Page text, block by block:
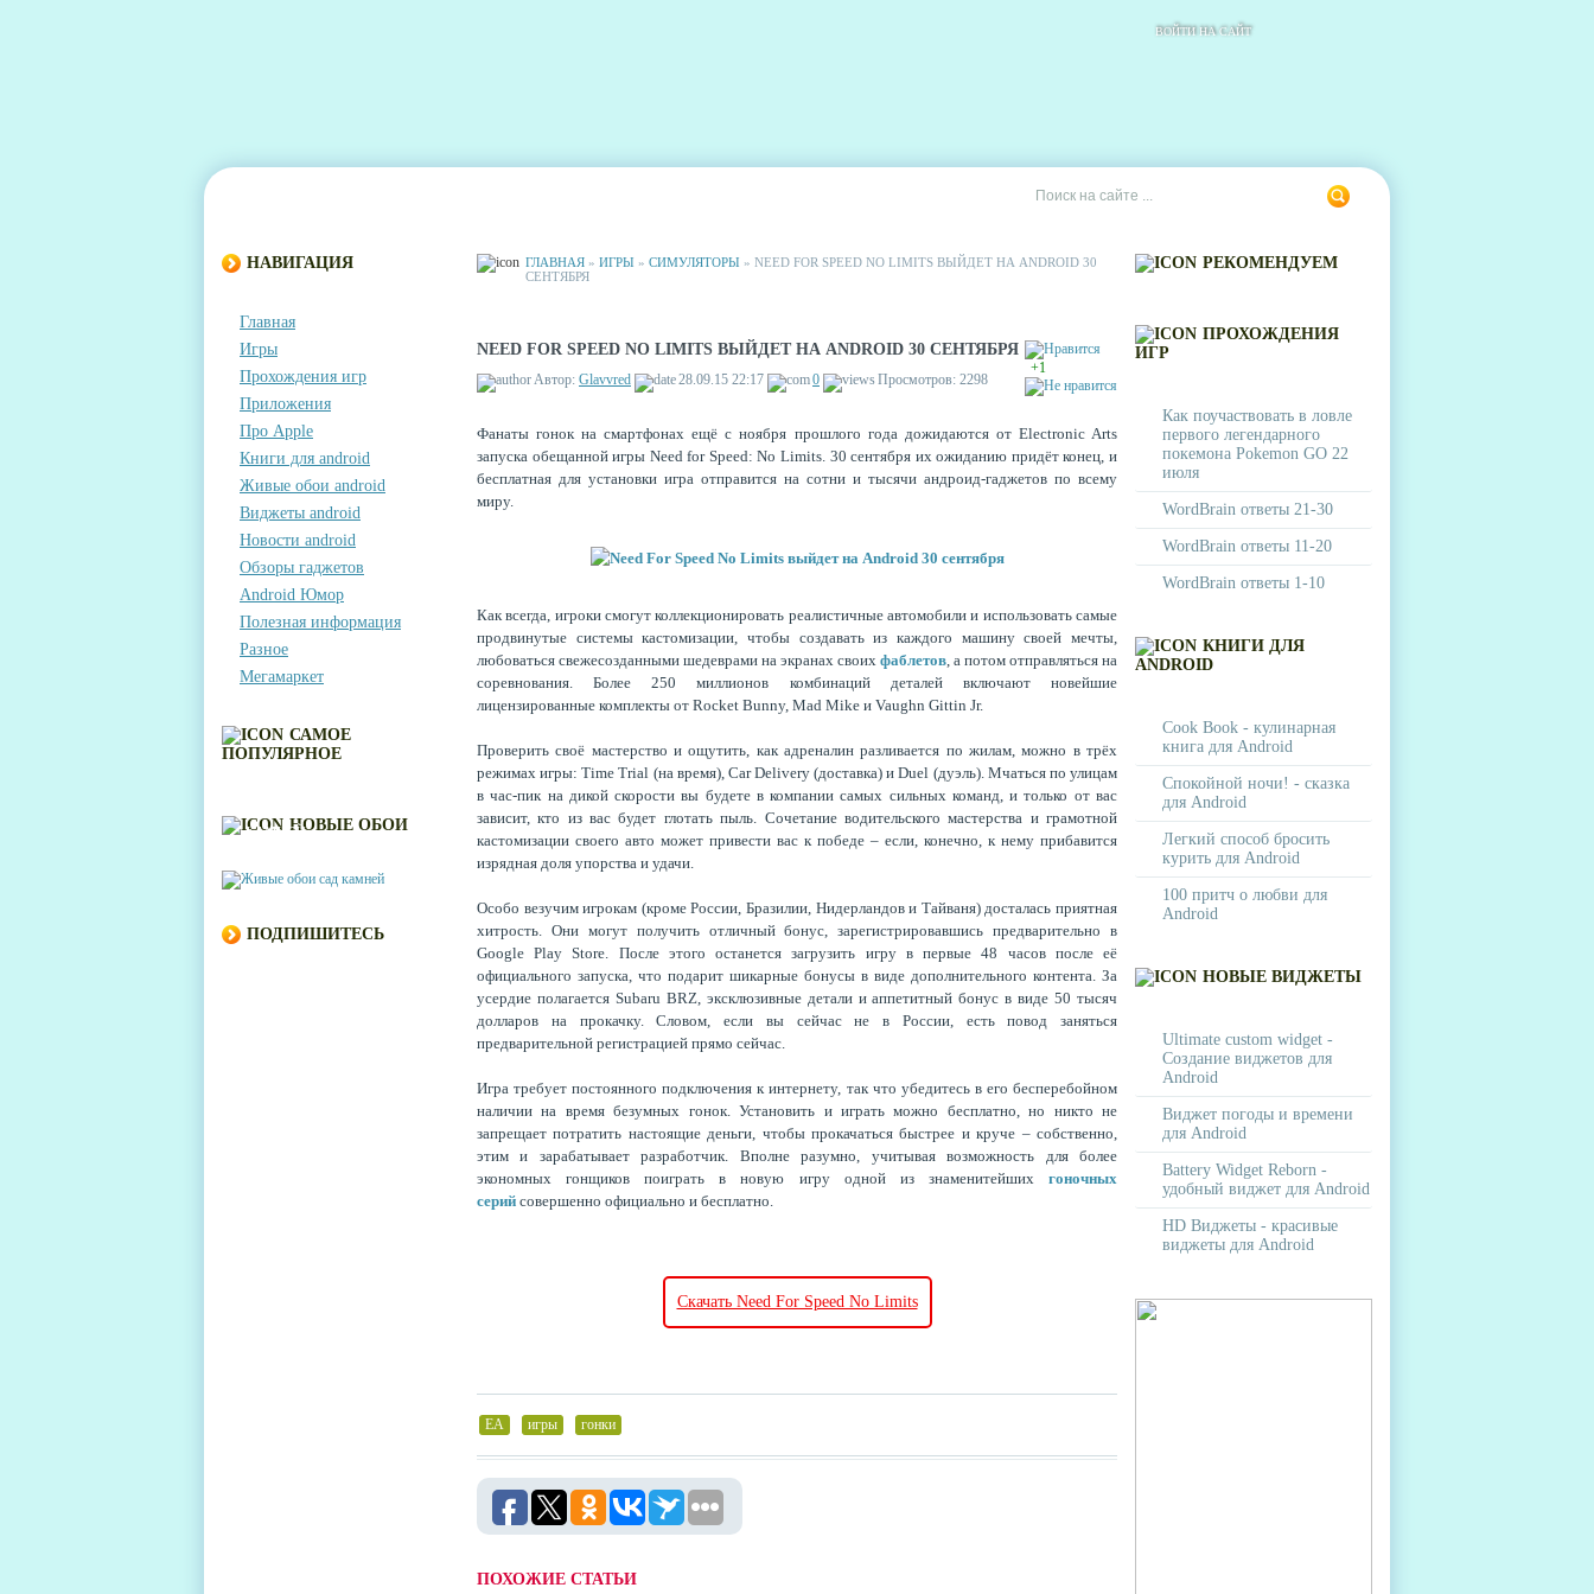
ВОЙТИ НА САЙТ
НАВИГАЦИЯ
Главная
Игры
Прохождения игр
Приложения
Про Apple
Книги для android
Живые обои android
Виджеты android
Новости android
Обзоры гаджетов
Android Юмор
Полезная информация
Разное
Мегамаркет
САМОЕ
ПОПУЛЯРНОЕ
НОВЫЕ ОБОИ
КАМНЕЙ
ПОДПИШИТЕСЬ
ГЛАВНАЯ » ИГРЫ » СИМУЛЯТОРЫ » NEED FOR SPEED NO LIMITS ВЫЙДЕТ НА ANDROID 30
СЕНТЯБРЯ
+1
NEED FOR SPEED NO LIMITS ВЫЙДЕТ НА ANDROID 30 СЕНТЯБРЯ
Автор: Glavvred 28.09.15 22:17 0 Просмотров: 2298
Фанаты гонок на смартфонах ещё с ноября прошлого года дожидаются от Electronic Arts
запуска обещанной игры Need for Speed: No Limits. 30 сентября их ожиданию придёт конец, и
бесплатная для установки игра отправится на сотни и тысячи андроид-гаджетов по всему
миру.
Как всегда, игроки смогут коллекционировать реалистичные автомобили и использовать самые
продвинутые системы кастомизации, чтобы создавать из каждого машину своей мечты,
любоваться свежесозданными шедеврами на экранах своих фаблетов, а потом отправляться на
соревнования. Более 250 миллионов комбинаций деталей включают новейшие
лицензированные комплекты от Rocket Bunny, Mad Mike и Vaughn Gittin Jr.
Проверить своё мастерство и ощутить, как адреналин разливается по жилам, можно в трёх
режимах игры: Time Trial (на время), Car Delivery (доставка) и Duel (дуэль). Мчаться по улицам
в час-пик на дикой скорости вы будете в компании самых сильных команд, и только от вас
зависит, кто из вас будет глотать пыль. Сочетание водительского мастерства и грамотной
кастомизации своего авто может привести вас к победе – если, конечно, к нему прибавится
изрядная доля упорства и удачи.
Особо везучим игрокам (кроме России, Бразилии, Нидерландов и Тайваня) досталась приятная
хитрость. Они могут получить отличный бонус, зарегистрировавшись предварительно в
Google Play Store. После этого останется загрузить игру в первые 48 часов после её
официального запуска, что подарит шикарные бонусы в виде дополнительного контента. За
усердие полагается Subaru BRZ, эксклюзивные детали и аппетитный бонус в виде 50 тысяч
долларов на прокачку. Словом, если вы сейчас не в России, есть повод заняться
предварительной регистрацией прямо сейчас.
Игра требует постоянного подключения к интернету, так что убедитесь в его бесперебойном
наличии на время безумных гонок. Установить и играть можно бесплатно, но никто не
запрещает потратить настоящие деньги, чтобы прокачаться быстрее и круче – собственно,
этим и зарабатывает разработчик. Вполне разумно, учитывая возможность для более
экономных гонщиков поиграть в новую игру одной из знаменитейших гоночных
серий совершенно официально и бесплатно.
Скачать Need For Speed No Limits
EA игры гонки
ПОХОЖИЕ СТАТЬИ
РЕКОМЕНДУЕМ
ПРОХОЖДЕНИЯ
ИГР
Как поучаствовать в ловле
первого легендарного
покемона Pokemon GO 22
июля
WordBrain ответы 21-30
WordBrain ответы 11-20
WordBrain ответы 1-10
КНИГИ ДЛЯ
ANDROID
Cook Book - кулинарная
книга для Android
Спокойной ночи! - сказка
для Android
Легкий способ бросить
курить для Android
100 притч о любви для
Android
НОВЫЕ ВИДЖЕТЫ
Ultimate custom widget -
Создание виджетов для
Android
Виджет погоды и времени
для Android
Battery Widget Reborn -
удобный виджет для Android
HD Виджеты - красивые
виджеты для Android